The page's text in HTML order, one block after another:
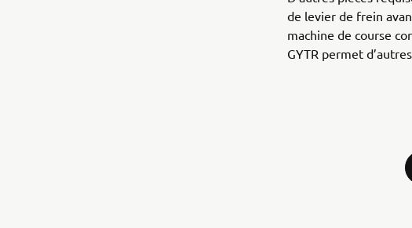
de levier de frein
machine de course
GYTR permet